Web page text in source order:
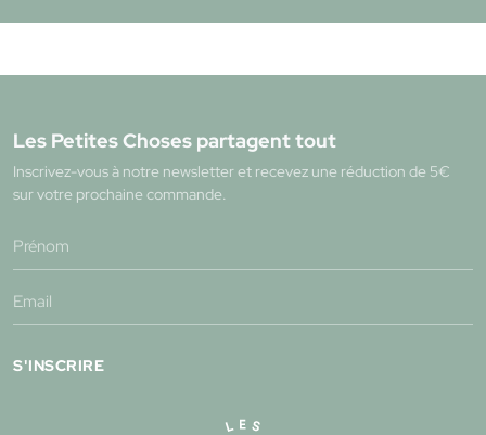
Les Petites Choses partagent tout
Inscrivez-vous à notre newsletter et recevez une réduction de 5€
sur votre prochaine commande.
S'INSCRIRE